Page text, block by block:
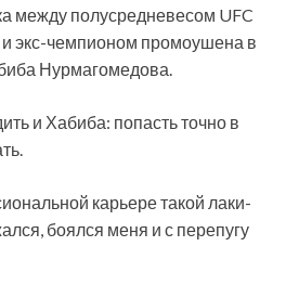
между полусредневесом UFC
экс-чемпионом промоушена в
Нурмагомедова.
и Хабиба: попасть точно в
карьере такой лаки-
боялся меня и с перепугу